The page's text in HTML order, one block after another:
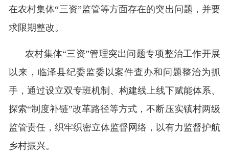
在农村集体“三资”监管等方面存在的突出问题，并要
求限期整改。
农村集体“三资”管理突出问题专项整治工作开展
以来，临泽县纪委监委以案件查办和问题整治为抓
手，通过设立双专班机制、构建线上线下赋能体系、
探索“制度补链”改革路径等方式，不断压实镇村两级
监管责任，织牢织密立体监督网络，以有力监督护航
乡村振兴。